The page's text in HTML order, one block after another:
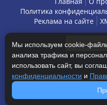
Политика
Реклама на сайте
Copyright © 2013-2026
недвижимость, г.
Мы используем cookie-
анализа трафика и
использовать сайт, вы
конфиденциальности и